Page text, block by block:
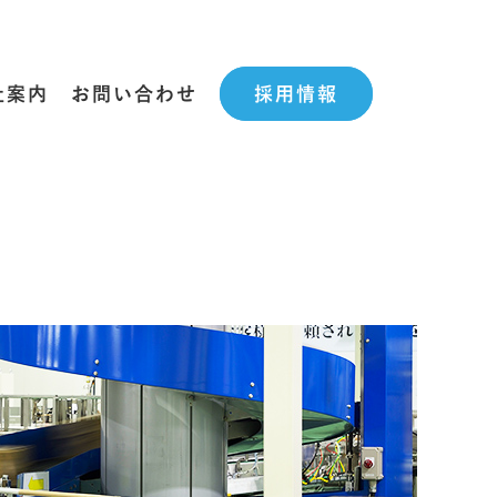
案内 お問い合わせ 採用情報